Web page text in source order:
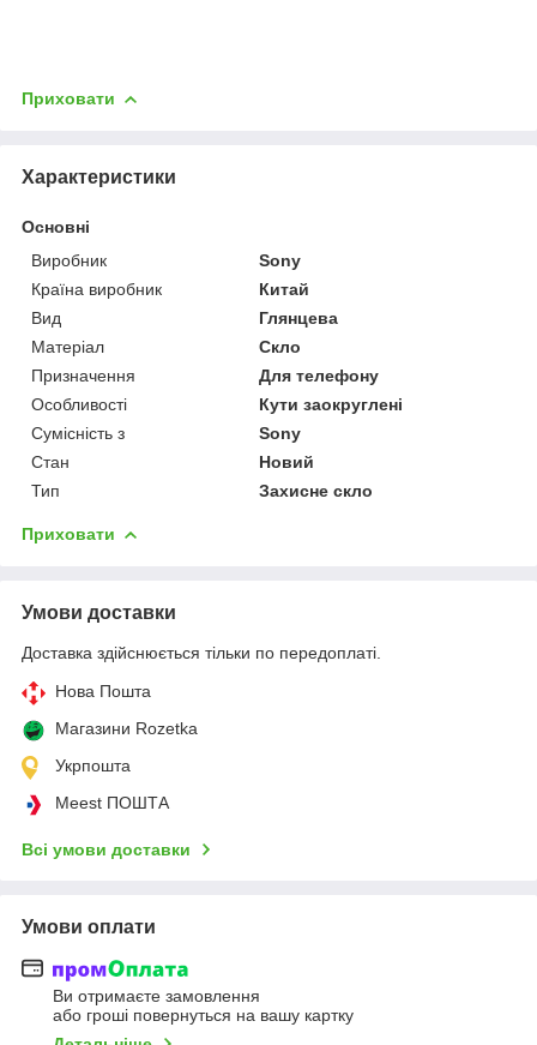
Приховати
Характеристики
Основні
Виробник
Sony
Країна виробник
Китай
Вид
Глянцева
Матеріал
Скло
Призначення
Для телефону
Особливості
Кути заокруглені
Сумісність з
Sony
Стан
Новий
Тип
Захисне скло
Приховати
Умови доставки
Доставка здійснюється тільки по передоплаті.
Нова Пошта
Магазини Rozetka
Укрпошта
Meest ПОШТА
Всі умови доставки
Умови оплати
Ви отримаєте замовлення
або гроші повернуться на вашу картку